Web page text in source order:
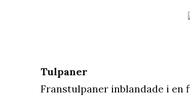
Tulpaner
Franstulpaner inblandade i en